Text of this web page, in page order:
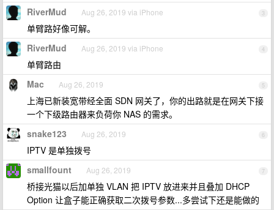
3
RiverMud Aug 26, 2019 via iPhone
单臂路好像可解。
4
RiverMud Aug 26, 2019 via iPhone
单臂路由
5
Mac Aug 26, 2019
上海已新装宽带经全面 SDN 网关了，你的出路就是在网关下接
一个下级路由器来负荷你 NAS 的需求。
6
snake123 Aug 26, 2019
IPTV 是单独拨号
7
smallfount Aug 26, 2019
桥接光猫以后加单独 VLAN 把 IPTV 放进来并且叠加 DHCP
Option 让盒子能正确获取二次拨号参数...多尝试下还是能做的